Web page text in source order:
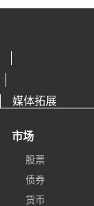
媒体拓展
市场
股票
债券
货币